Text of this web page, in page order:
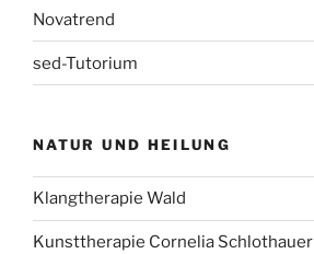
Novatrend
sed-Tutorium
NATUR UND HEILUNG
Klangtherapie Wald
Kunsttherapie Cornelia Schlothauer